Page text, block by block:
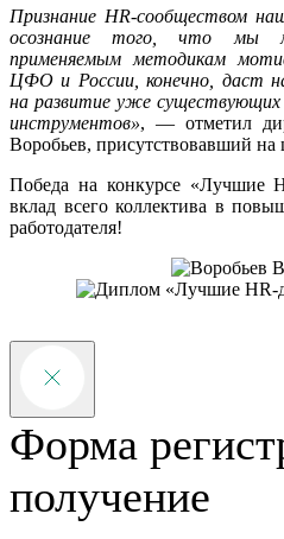
Признание НR-сообществом
осознание того, что мы
применяемым методикам
ЦФО и России, конечно, даст
на развитие уже существующих
инструментов», — отметил
Воробьев, присутствовавший
Победа на конкурсе «Лучшие
вклад всего коллектива в
работодателя!
Форма
получение